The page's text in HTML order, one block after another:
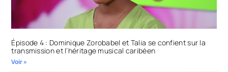
Épisode 4 : Dominique Zorobabel et Talia se confient sur la
transmission et l’héritage musical caribéen
Voir »